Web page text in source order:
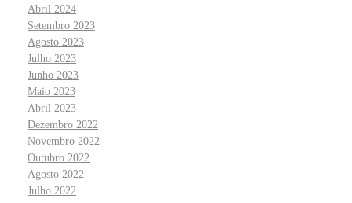
Abril 2024
Setembro 2023
Agosto 2023
Julho 2023
Junho 2023
Maio 2023
Abril 2023
Dezembro 2022
Novembro 2022
Outubro 2022
Agosto 2022
Julho 2022